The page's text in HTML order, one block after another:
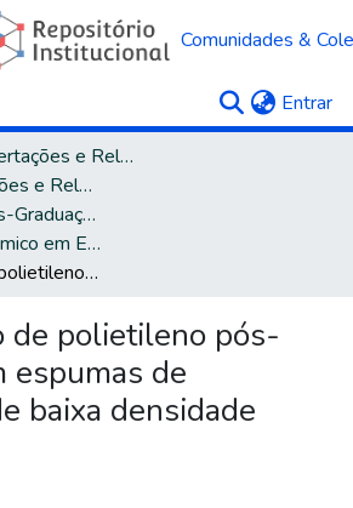
Comunidades &
Entrar
Teses, Dissertações e Relatórios
Teses, Dissertações e Relatórios defendidos na UCS
Programa de Pós-Graduação em Engenharia e Ciência dos Materiais
Mestrado Acadêmico em Engenharia e Ciência dos Materiais
Incorporação de polietileno pós-consumo em espumas de polietileno de baixa densidade
de polietileno pós-
espumas de
baixa densidade